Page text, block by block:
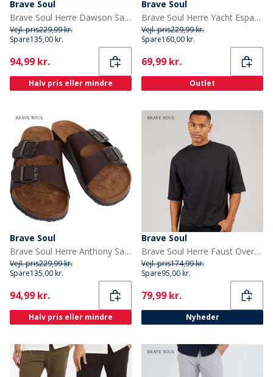
Brave Soul
Brave Soul Herre Dawson Sandaler Sort
Vejl. pris229,99 kr.
Spare135,00 kr.
Current
94,99 kr.
Halv pris eller mindre
Brave Soul
Brave Soul Herre Yacht Espadriller Beige
Vejl. pris229,99 kr.
Spare160,00 kr.
Current
69,99 kr.
Outlet
Brave Soul
Brave Soul Herre Anthony Sandaler Brun
Vejl. pris229,99 kr.
Spare135,00 kr.
Current
94,99 kr.
Halv pris eller mindre
Brave Soul
Brave Soul Herre Faust Oversized T-Shirt Jet Black
Vejl. pris174,99 kr.
Spare95,00 kr.
Current
79,99 kr.
Nyheder